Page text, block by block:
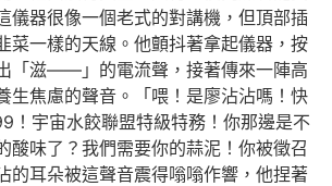
儀器很像一個老式的對講機，但頂部插
菜一樣的天線。他顫抖著拿起儀器，按
「滋——」的電流聲，接著傳來一陣高
生焦慮的聲音。「喂！是廖沾沾嗎！快
！宇宙水餃聯盟特級特務！你那邊是不
酸味了？我們需要你的蒜泥！你被徵召
的耳朵被這聲音震得嗡嗡作響，他捏著